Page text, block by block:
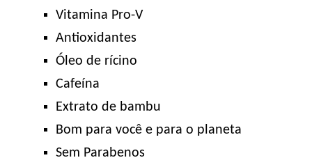
Vitamina Pro-V
Antioxidantes
Óleo de rícino
Cafeína
Extrato de bambu
Bom para você e para o planeta
Sem Parabenos